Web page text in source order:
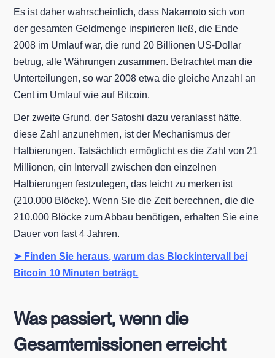
Es ist daher wahrscheinlich, dass Nakamoto sich von
der gesamten Geldmenge inspirieren ließ, die Ende
2008 im Umlauf war, die rund 20 Billionen US-Dollar
betrug, alle Währungen zusammen. Betrachtet man die
Unterteilungen, so war 2008 etwa die gleiche Anzahl an
Cent im Umlauf wie auf Bitcoin.
Der zweite Grund, der Satoshi dazu veranlasst hätte,
diese Zahl anzunehmen, ist der Mechanismus der
Halbierungen. Tatsächlich ermöglicht es die Zahl von 21
Millionen, ein Intervall zwischen den einzelnen
Halbierungen festzulegen, das leicht zu merken ist
(210.000 Blöcke). Wenn Sie die Zeit berechnen, die die
210.000 Blöcke zum Abbau benötigen, erhalten Sie eine
Dauer von fast 4 Jahren.
➤ Finden Sie heraus, warum das Blockintervall bei
Bitcoin 10 Minuten beträgt.
Was passiert, wenn die
Gesamtemissionen erreicht